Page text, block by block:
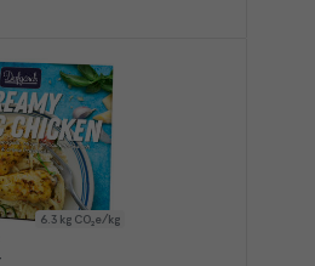
6.3 kg CO₂e/kg